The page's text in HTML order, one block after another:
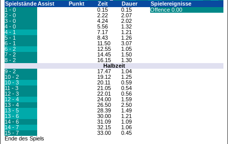
SpielständeAssist Punkt Zeit Dauer
Spielereignisse
1 - 0
0.15 0.15
Offence 0.00
2 - 0
2.22
2.07
3 - 0
4.24
2.02
4 - 0
5.56
1.32
4 - 1
7.17
1.21
5 - 1
8.43
1.26
6 - 1
11.50
3.07
6 - 2
12.55
1.05
7 - 2
14.45
1.50
8 - 2
16.15
1.30
Halbzeit
9 - 2
17.47
1.04
10 - 2
19.12
1.25
10 - 3
20.11
0.59
11 - 3
21.05
0.54
12 - 3
22.01
0.56
12 - 4
24.00
1.59
13 - 4
26.50
2.50
13 - 5
28.39
1.49
13 - 6
30.00
1.21
14 - 6
31.09
1.09
14 - 7
32.15
1.06
15 - 7
33.00
0.45
Ende des Spiels